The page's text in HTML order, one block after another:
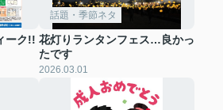
ーク!!
話題・季節ネタ
花灯りランタンフェス…良かっ
たです
2026.03.01